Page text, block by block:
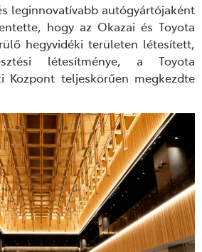
leginnovatívabb autógyártójaként
hogy az Okazai és Toyota
hegyvidéki területen létesített,
létesítménye, a Toyota
Központ teljeskörűen megkezdte